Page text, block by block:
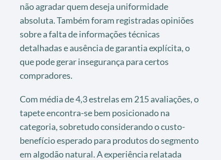
não agradar quem deseja uniformidade
absoluta. Também foram registradas opiniões
sobre a falta de informações técnicas
detalhadas e ausência de garantia explícita, o
que pode gerar insegurança para certos
compradores.
Com média de 4,3 estrelas em 215 avaliações, o
tapete encontra-se bem posicionado na
categoria, sobretudo considerando o custo-
benefício esperado para produtos do segmento
em algodão natural. A experiência relatada